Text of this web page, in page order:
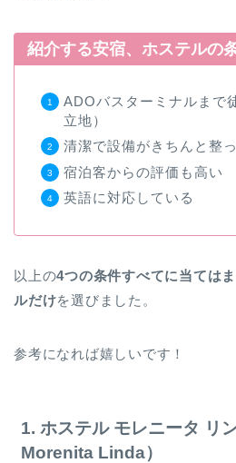
紹介する安宿、ホステルの
ADOバスターミナルまで
立地）
清潔で設備がきちんと整
宿泊客からの評価も高い
英語に対応している
以上の4つの条件すべてに当ては
ルだけを選びました。
参考になれば嬉しいです！
1. ホステル モレニータ リ
Morenita Linda）